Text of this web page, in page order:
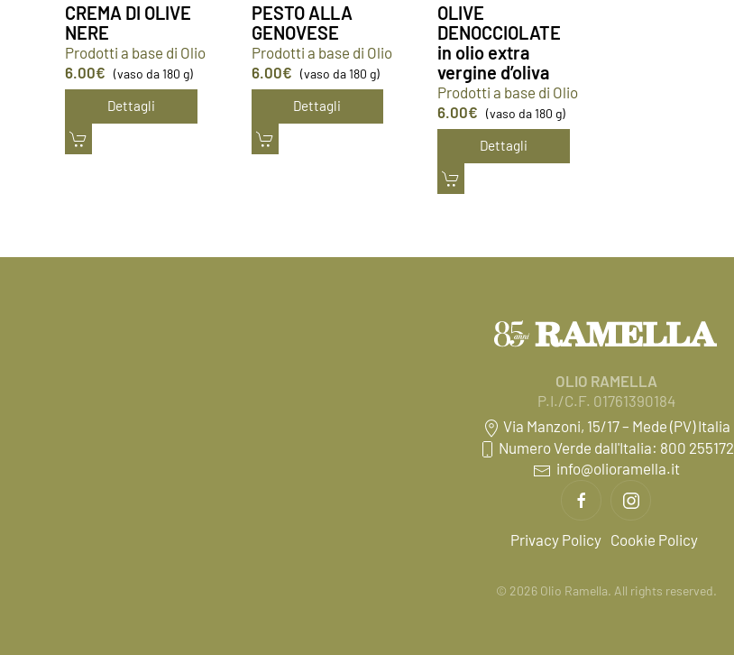
CREMA DI OLIVE
NERE
Prodotti a base di Olio
6.00€ (vaso da 180 g)
Dettagli
PESTO ALLA
GENOVESE
Prodotti a base di Olio
6.00€ (vaso da 180 g)
Dettagli
OLIVE
DENOCCIOLATE
in olio extra
vergine d’oliva
Prodotti a base di Olio
6.00€ (vaso da 180 g)
Dettagli
OLIO RAMELLA
P.I./C.F. 01761390184
Via Manzoni, 15/17 – Mede (PV) Italia
Numero Verde dall'Italia: 800 255172
info@olioramella.it
Privacy Policy Cookie Policy
© 2026Olio Ramella. All rights reserved.